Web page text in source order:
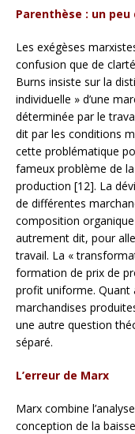
Parenthèse : un
Les exégèses
confusion que de
Burns insiste sur la
individuelle » d’une
déterminée par le
dit par les conditions
cette problématique
fameux problème de
production [12]. La
de différentes
composition
autrement dit, pour
travail. La «
formation de prix de
profit uniforme. Quant
marchandises
une autre question
séparé.
L’erreur de Marx
Marx combine
conception de la